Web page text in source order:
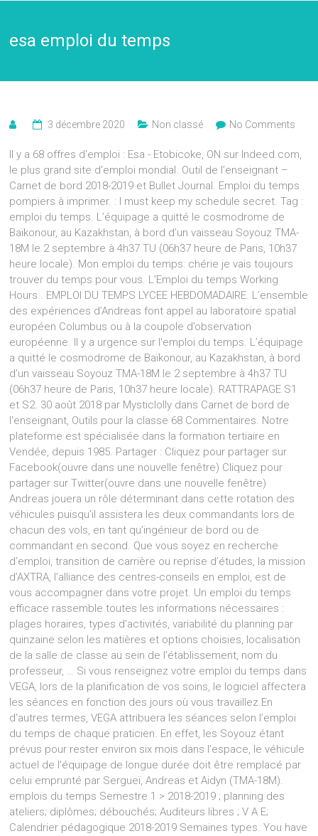
esa emploi du temps
3 décembre 2020 Non classé No Comments
Il y a 68 offres d'emploi : Esa - Etobicoke, ON sur Indeed.com,
le plus grand site d'emploi mondial. Outil de l’enseignant –
Carnet de bord 2018-2019 et Bullet Journal. Emploi du temps
pompiers à imprimer. : I must keep my schedule secret. Tag :
emploi du temps. L’équipage a quitté le cosmodrome de
Baïkonour, au Kazakhstan, à bord d’un vaisseau Soyouz TMA-
18M le 2 septembre à 4h37 TU (06h37 heure de Paris, 10h37
heure locale). Mon emploi du temps: chérie je vais toujours
trouver du temps pour vous. L’Emploi du temps Working
Hours . EMPLOI DU TEMPS LYCEE HEBDOMADAIRE. L’ensemble
des expériences d’Andreas font appel au laboratoire spatial
européen Columbus ou à la coupole d’observation
européenne. Il y a urgence sur l'emploi du temps. L’équipage
a quitté le cosmodrome de Baïkonour, au Kazakhstan, à bord
d’un vaisseau Soyouz TMA-18M le 2 septembre à 4h37 TU
(06h37 heure de Paris, 10h37 heure locale). RATTRAPAGE S1
et S2. 30 août 2018 par Mysticlolly dans Carnet de bord de
l'enseignant, Outils pour la classe 68 Commentaires. Notre
plateforme est spécialisée dans la formation tertiaire en
Vendée, depuis 1985. Partager : Cliquez pour partager sur
Facebook(ouvre dans une nouvelle fenêtre) Cliquez pour
partager sur Twitter(ouvre dans une nouvelle fenêtre)
Andreas jouera un rôle déterminant dans cette rotation des
véhicules puisqu’il assistera les deux commandants lors de
chacun des vols, en tant qu’ingénieur de bord ou de
commandant en second. Que vous soyez en recherche
d’emploi, transition de carrière ou reprise d’études, la mission
d’AXTRA, l’alliance des centres-conseils en emploi, est de
vous accompagner dans votre projet. Un emploi du temps
efficace rassemble toutes les informations nécessaires :
plages horaires, types d’activités, variabilité du planning par
quinzaine selon les matières et options choisies, localisation
de la salle de classe au sein de l’établissement, nom du
professeur, … Si vous renseignez votre emploi du temps dans
VEGA, lors de la planification de vos soins, le logiciel affectera
les séances en fonction des jours où vous travaillez.En
d’autres termes, VEGA attribuera les séances selon l’emploi
du temps de chaque praticien. En effet, les Soyouz étant
prévus pour rester environ six mois dans l’espace, le véhicule
actuel de l’équipage de longue durée doit être remplacé par
celui emprunté par Sergueï, Andreas et Aidyn (TMA-18M).
emplois du temps Semestre 1 > 2018-2019 ; planning des
ateliers; diplômes; débouchés; Auditeurs libres ; V A E;
Calendrier pédagogique 2018-2019 Semaines types. You have